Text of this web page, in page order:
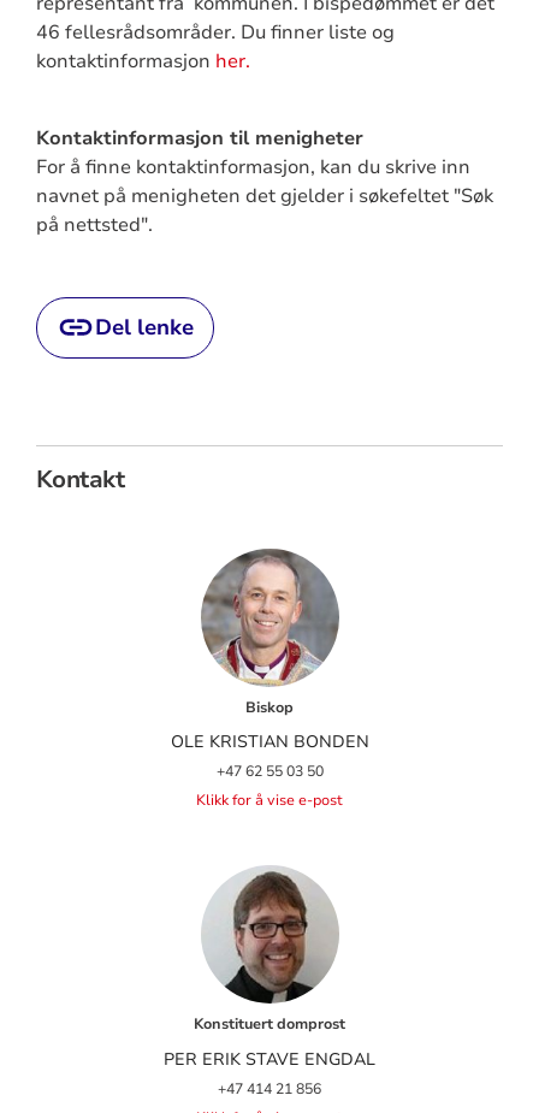
46 fellesrådsområder. Du finner liste og
kontaktinformasjon her.
Kontaktinformasjon til menigheter
For å finne kontaktinformasjon, kan du skrive inn
navnet på menigheten det gjelder i søkefeltet "Søk
på nettsted".
Del lenke
Kontakt
Biskop
OLE KRISTIAN BONDEN
+47 62 55 03 50
Klikk for å vise e-post
Konstituert domprost
PER ERIK STAVE ENGDAL
+47 414 21 856